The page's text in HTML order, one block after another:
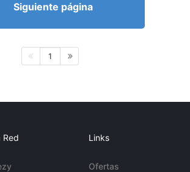
Siguiente página
1
Red Links
Ofertas